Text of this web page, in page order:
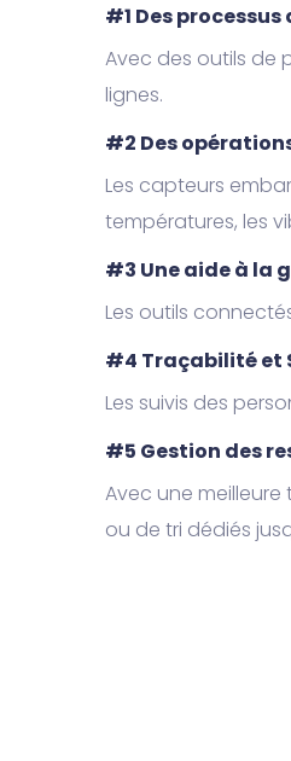
#1 Des
Avec des outils de
lignes.
#2 Des
Les capteurs
températures, les
#3 Une aide à la
Les outils
#4 Traçabilité et
Les suivis des
#5 Gestion des
Avec une
ou de tri dédiés